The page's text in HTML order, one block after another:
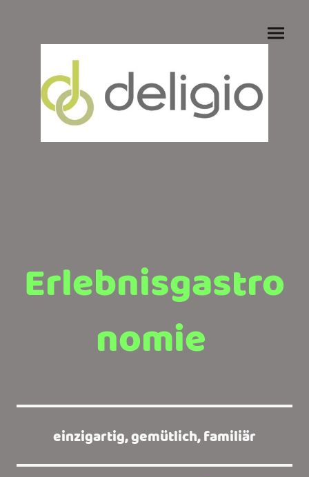
Erlebnisgastro
nomie
einzigartig, gemütlich, familiär